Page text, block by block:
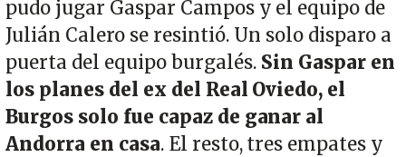
pudo jugar Gaspar Campos y el equipo de
Julián Calero se resintió. Un solo disparo a
puerta del equipo burgalés. Sin Gaspar en
los planes del ex del Real Oviedo, el
Burgos solo fue capaz de ganar al
Andorra en casa. El resto, tres empates y